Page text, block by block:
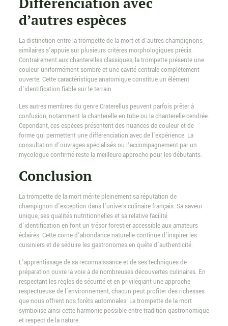
d’autres espèces
La distinction entre la trompette de la mort et d’autres champignons
similaires s’appuie sur plusieurs critères morphologiques précis.
Contrairement aux chanterelles classiques, la trompette présente une
couleur uniformément sombre et une cavité centrale complètement
ouverte. Cette caractéristique anatomique constitue un élément
d’identification fiable sur le terrain.
Les autres membres du genre Craterellus peuvent parfois prêter à
confusion, notamment la chanterelle en tube ou la chanterelle cendrée.
Cependant, ces espèces présentent des nuances de couleur et de
forme qui permettent une différenciation avec de l’expérience. La
consultation d’ouvrages spécialisés ou l’accompagnement par un
mycologue confirmé reste la meilleure approche pour les débutants.
Conclusion
La trompette de la mort mérite pleinement sa réputation de
champignon d’exception dans l’univers culinaire français. Sa saveur
unique, ses qualités nutritionnelles et sa relative facilité
d’identification en font un trésor forestier accessible aux amateurs
éclairés. Cette corne d’abondance naturelle continue d’inspirer les
cuisiniers et de séduire les gastronomes en quête d’authenticité.
L’apprentissage de sa reconnaissance et de ses techniques de
préparation ouvre la voie à de nombreuses découvertes culinaires. En
respectant les règles de sécurité et en privilégiant une approche
respectueuse de l’environnement, chacun peut profiter des richesses
que nous offrent nos forêts automnales. La trompette de la mort
symbolise ainsi cette harmonie possible entre tradition gastronomique
et respect de la nature.